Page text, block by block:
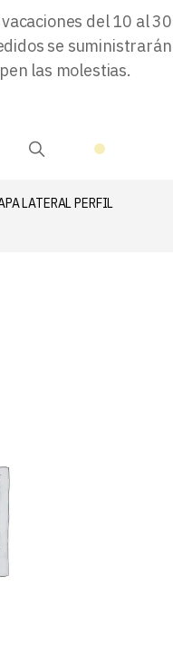
del 10 al 30
se suministrarán
las molestias.
LATERAL PERFIL